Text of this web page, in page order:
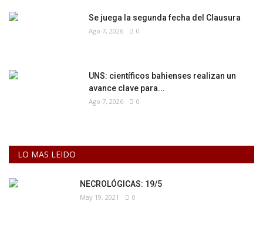
Se juega la segunda fecha del Clausura
Ago 7, 2026 0
UNS: científicos bahienses realizan un
avance clave para...
Ago 7, 2026 0
LO MAS LEIDO
NECROLÓGICAS: 19/5
May 19, 2021 0